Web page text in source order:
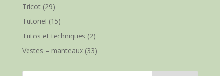
Tricot (29)
Tutoriel (15)
Tutos et techniques (2)
Vestes – manteaux(33)